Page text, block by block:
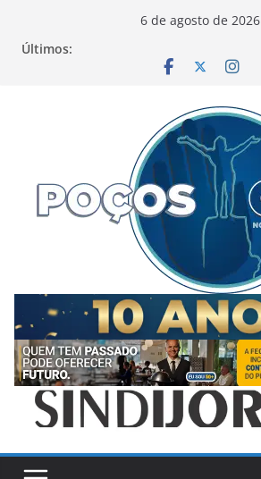
6 de agosto de 2026
Últimos: